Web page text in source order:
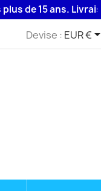
ans. Livraison 48H
Devise : EUR €